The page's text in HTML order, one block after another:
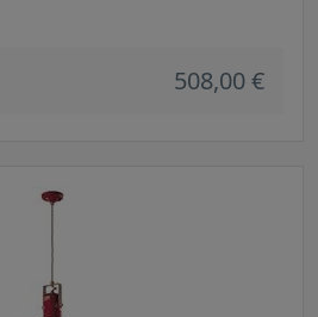
508,00 €